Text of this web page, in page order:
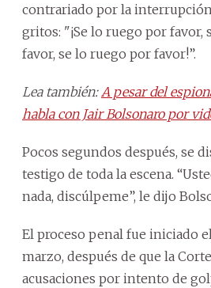
contrariado por la
gritos: "¡Se lo ruego por favor,
favor, se lo ruego por favor!”.
Lea también: A pesar del
habla con Jair Bolsonaro por
Pocos segundos después, se
testigo de toda la escena.
nada, discúlpeme”, le dijo
El proceso penal fue iniciado
marzo, después de que la
acusaciones por intento de